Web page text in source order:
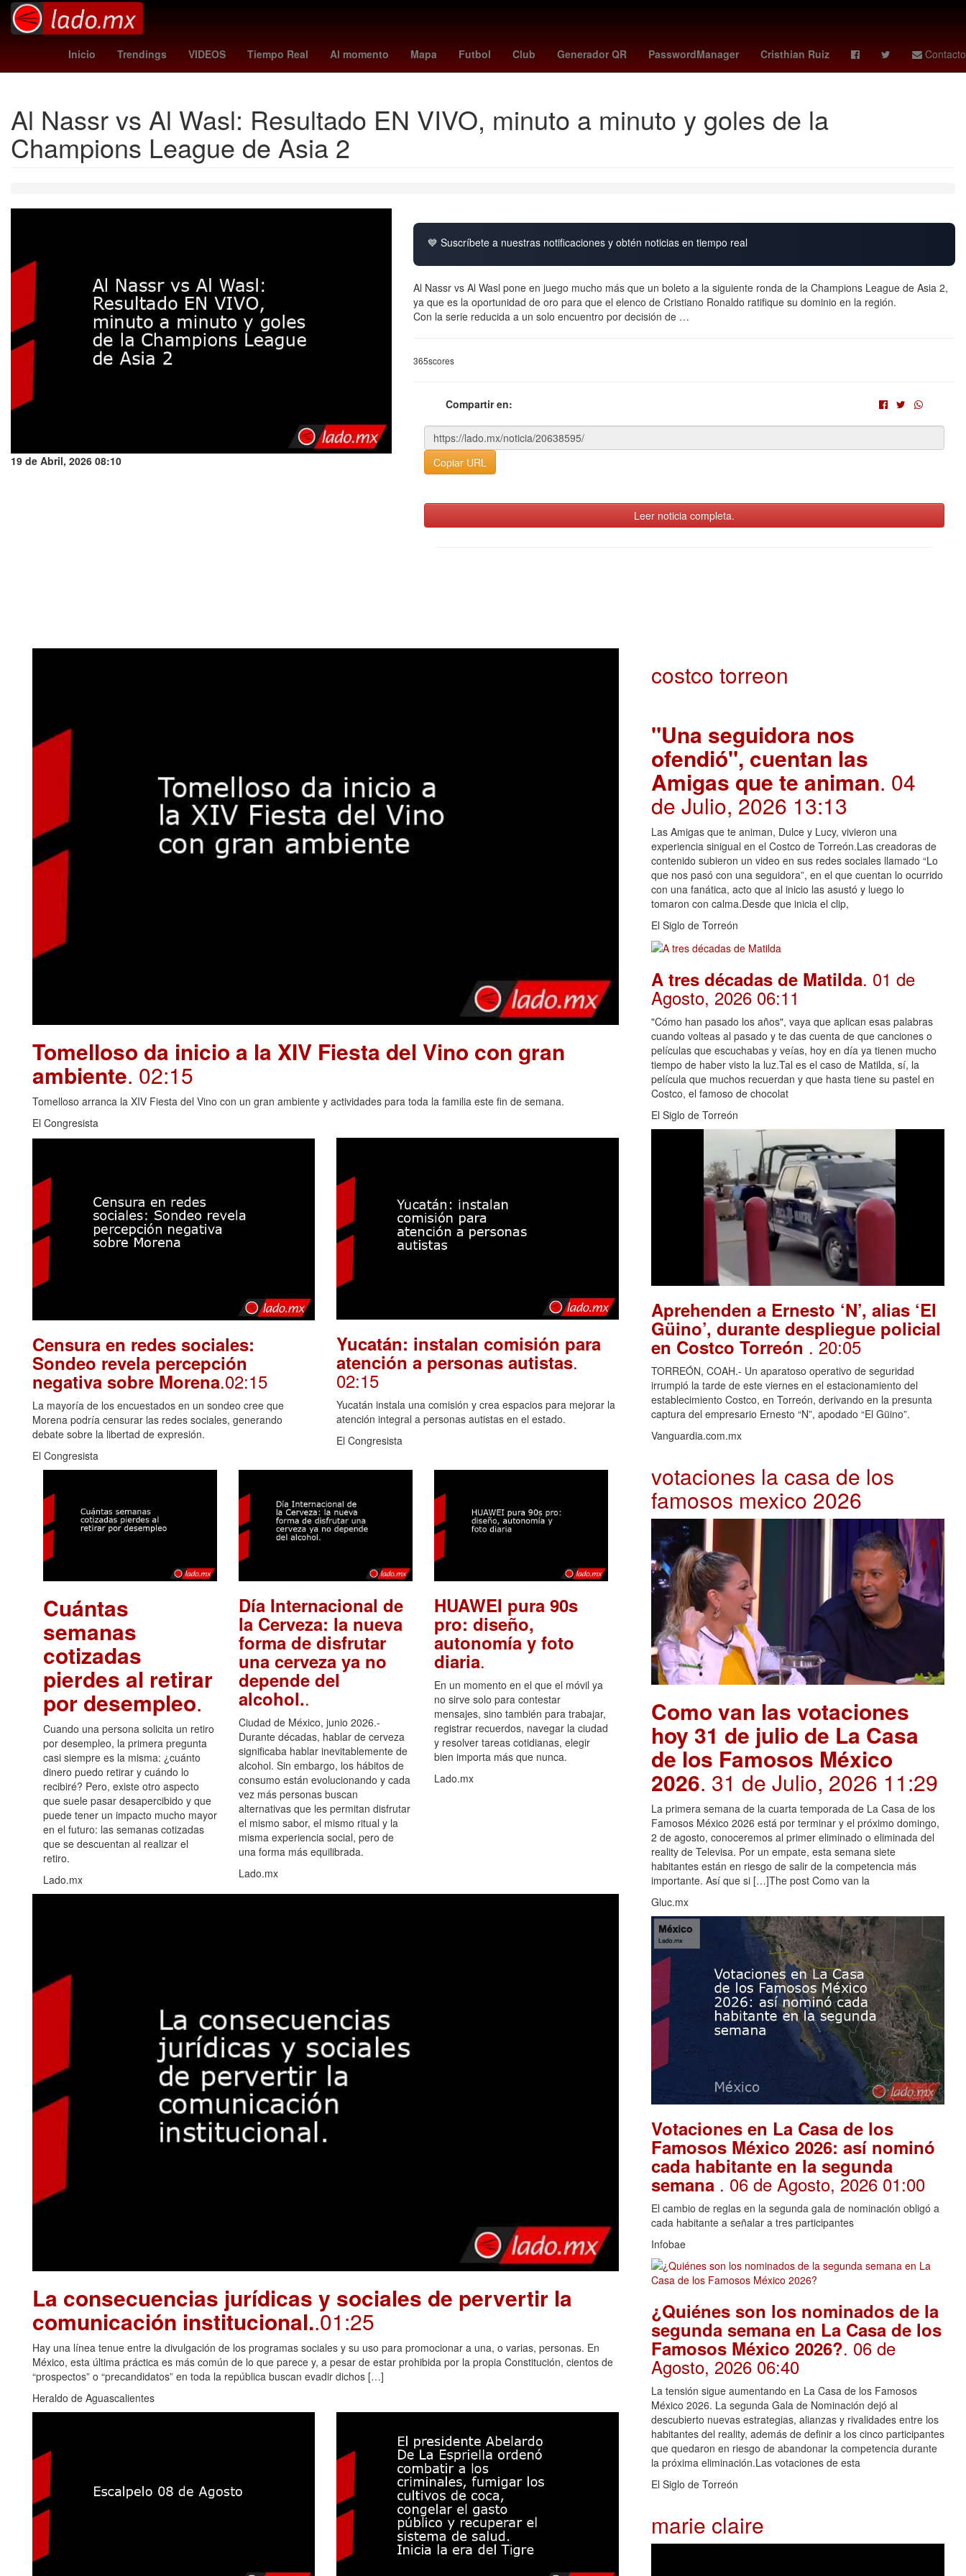
Inicio Trendings VIDEOS Tiempo Real Al momento Mapa Futbol Club Generador QR PasswordManager Cristhian Ruiz Contacto
embestida netflix Agresión Gobierno obsession mousa al-tamari munetaka murakami Valeria Marquez Lionel Messi Futbol Chaco Giménez
Al Nassr vs Al Wasl: Resultado EN VIVO, minuto a minuto y goles de la
Champions League de Asia 2
19 de Abril, 2026 08:10
💙 Suscríbete a nuestras notificaciones y obtén noticias en tiempo real
Al Nassr vs Al Wasl pone en juego mucho más que un boleto a la siguiente ronda de la Champions League de Asia 2,
ya que es la oportunidad de oro para que el elenco de Cristiano Ronaldo ratifique su dominio en la región.
Con la serie reducida a un solo encuentro por decisión de …
365scores
Compartir en:
Copiar URL
Leer noticia completa.
Tomelloso da inicio a la XIV Fiesta del Vino con gran
ambiente. 02:15
Tomelloso arranca la XIV Fiesta del Vino con un gran ambiente y actividades para toda la familia este fin de semana.
El Congresista
Censura en redes sociales:
Sondeo revela percepción
negativa sobre Morena.02:15
La mayoría de los encuestados en un sondeo cree que
Morena podría censurar las redes sociales, generando
debate sobre la libertad de expresión.
El Congresista
Yucatán: instalan comisión para
atención a personas autistas.
02:15
Yucatán instala una comisión y crea espacios para mejorar la
atención integral a personas autistas en el estado.
El Congresista
Cuántas
semanas
cotizadas
pierdes al retirar
por desempleo.
Cuando una persona solicita un retiro
por desempleo, la primera pregunta
casi siempre es la misma: ¿cuánto
dinero puedo retirar y cuándo lo
recibiré? Pero, existe otro aspecto
que suele pasar desapercibido y que
puede tener un impacto mucho mayor
en el futuro: las semanas cotizadas
que se descuentan al realizar el
retiro.
Lado.mx
Día Internacional de
la Cerveza: la nueva
forma de disfrutar
una cerveza ya no
depende del
alcohol..
Ciudad de México, junio 2026.-
Durante décadas, hablar de cerveza
significaba hablar inevitablemente de
alcohol. Sin embargo, los hábitos de
consumo están evolucionando y cada
vez más personas buscan
alternativas que les permitan disfrutar
el mismo sabor, el mismo ritual y la
misma experiencia social, pero de
una forma más equilibrada.
Lado.mx
HUAWEI pura 90s
pro: diseño,
autonomía y foto
diaria.
En un momento en el que el móvil ya
no sirve solo para contestar
mensajes, sino también para trabajar,
registrar recuerdos, navegar la ciudad
y resolver tareas cotidianas, elegir
bien importa más que nunca.
Lado.mx
La consecuencias jurídicas y sociales de pervertir la
comunicación institucional..01:25
Hay una línea tenue entre la divulgación de los programas sociales y su uso para promocionar a una, o varias, personas. En
México, esta última práctica es más común de lo que parece y, a pesar de estar prohibida por la propia Constitución, cientos de
“prospectos” o “precandidatos” en toda la república buscan evadir dichos […]
Heraldo de Aguascalientes
costco torreon
"Una seguidora nos
ofendió", cuentan las
Amigas que te animan. 04
de Julio, 2026 13:13
Las Amigas que te animan, Dulce y Lucy, vivieron una
experiencia sinigual en el Costco de Torreón.Las creadoras de
contenido subieron un video en sus redes sociales llamado “Lo
que nos pasó con una seguidora”, en el que cuentan lo ocurrido
con una fanática, acto que al inicio las asustó y luego lo
tomaron con calma.Desde que inicia el clip,
El Siglo de Torreón
A tres décadas de Matilda. 01 de
Agosto, 2026 06:11
"Cómo han pasado los años", vaya que aplican esas palabras
cuando volteas al pasado y te das cuenta de que canciones o
películas que escuchabas y veías, hoy en día ya tienen mucho
tiempo de haber visto la luz.Tal es el caso de Matilda, sí, la
película que muchos recuerdan y que hasta tiene su pastel en
Costco, el famoso de chocolat
El Siglo de Torreón
Aprehenden a Ernesto ‘N’, alias ‘El
Güino’, durante despliegue policial
en Costco Torreón . 20:05
TORREÓN, COAH.- Un aparatoso operativo de seguridad
irrumpió la tarde de este viernes en el estacionamiento del
establecimiento Costco, en Torreón, derivando en la presunta
captura del empresario Ernesto “N”, apodado “El Güino”.
Vanguardia.com.mx
votaciones la casa de los
famosos mexico 2026
Como van las votaciones
hoy 31 de julio de La Casa
de los Famosos México
2026. 31 de Julio, 2026 11:29
La primera semana de la cuarta temporada de La Casa de los
Famosos México 2026 está por terminar y el próximo domingo,
2 de agosto, conoceremos al primer eliminado o eliminada del
reality de Televisa. Por un empate, esta semana siete
habitantes están en riesgo de salir de la competencia más
importante. Así que si […]The post Como van la
Gluc.mx
Votaciones en La Casa de los
Famosos México 2026: así nominó
cada habitante en la segunda
semana . 06 de Agosto, 2026 01:00
El cambio de reglas en la segunda gala de nominación obligó a
cada habitante a señalar a tres participantes
Infobae
¿Quiénes son los nominados de la
segunda semana en La Casa de los
Famosos México 2026?. 06 de
Agosto, 2026 06:40
La tensión sigue aumentando en La Casa de los Famosos
México 2026. La segunda Gala de Nominación dejó al
descubierto nuevas estrategias, alianzas y rivalidades entre los
habitantes del reality, además de definir a los cinco participantes
que quedaron en riesgo de abandonar la competencia durante
la próxima eliminación.Las votaciones de esta
El Siglo de Torreón
marie claire